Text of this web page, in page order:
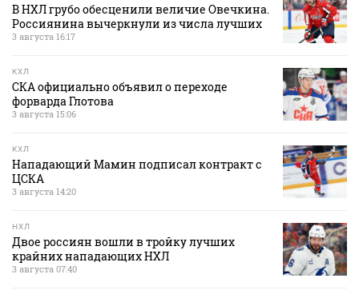
В НХЛ грубо обесценили величие Овечкина.
Россиянина вычеркнули из числа лучших
3 августа 16:17
КХЛ
СКА официально объявил о переходе
форварда Глотова
3 августа 15:06
КХЛ
Нападающий Мамин подписал контракт с
ЦСКА
3 августа 14:20
НХЛ
Двое россиян вошли в тройку лучших
крайних нападающих НХЛ
3 августа 07:40